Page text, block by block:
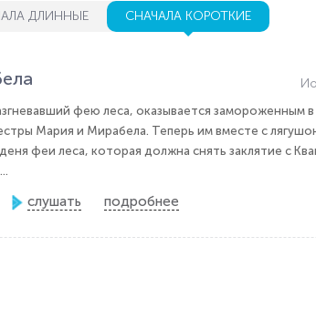
ДЛИННЫЕ СНАЧАЛА КОРОТКИЕ
фею леса, оказывается замороженным в
Мария и Мирабела. Теперь им вместе с
феи леса, которая должна снять заклятие с
слушать подробнее